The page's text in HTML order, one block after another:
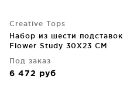
Creative Tops
Набор из шести подставок
Flower Study 30X23 CM
Под заказ
6 472 руб